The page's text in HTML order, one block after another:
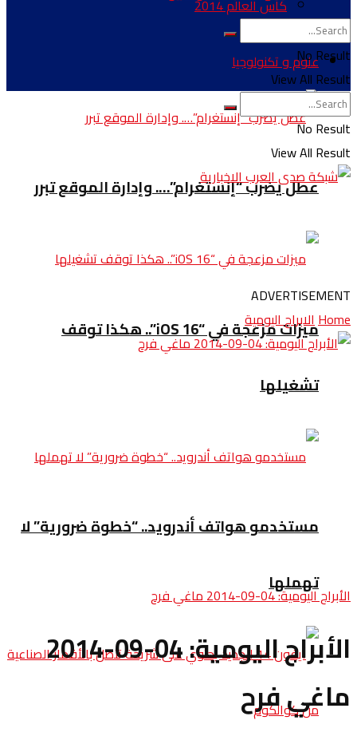
كأس العالم 2014
علوم و تكنولوجيا
عطل يضرب “إنستغرام”…. وإدارة الموقع تبرر
ميزات مزعجة في “iOS 16”.. هكذا توقف
تشغيلها
مستخدمو هواتف أندرويد.. “خطوة ضرورية” لا
تهملها
No Result
View All Result
No Result
View All Result
ADVERTISEMENT
Homeالابراج اليومية
الأبراج اليومية: 04-09-2014 ماغي فرح
الأبراج اليومية: 04-09-2014
ماغي فرح